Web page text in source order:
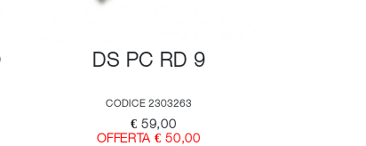
DS PC RD 9
CODICE 2303263
€ 59,00
OFFERTA € 50,00